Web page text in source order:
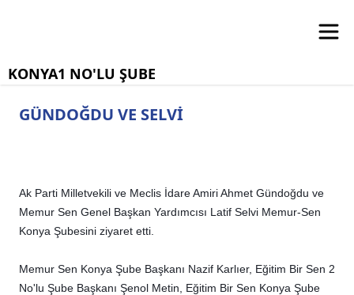
KONYA1 NO'LU ŞUBE
GÜNDOĞDU VE SELVİ
Ak Parti Milletvekili ve Meclis İdare Amiri Ahmet Gündoğdu ve
Memur Sen Genel Başkan Yardımcısı Latif Selvi Memur-Sen
Konya Şubesini ziyaret etti.
Memur Sen Konya Şube Başkanı Nazif Karlıer, Eğitim Bir Sen 2
No'lu Şube Başkanı Şenol Metin, Eğitim Bir Sen Konya Şube